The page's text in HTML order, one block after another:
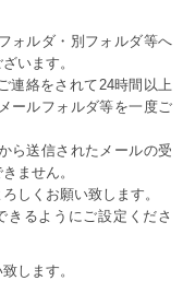
ォルダ・別フォルダ等へ
います。
連絡をされて24時間以上
ールフォルダ等を一度ご
ら送信されたメールの受
ません。
しくお願い致します。
きるようにご設定くださ
します。